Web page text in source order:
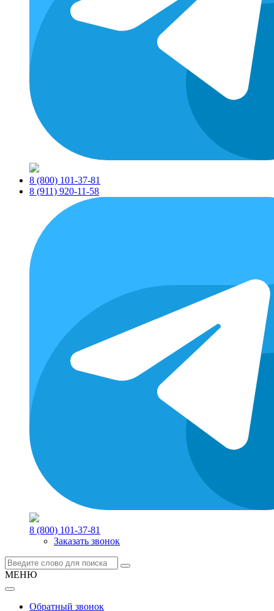
8 (800) 101-37-81
8 (911) 920-11-58
8 (800) 101-37-81
Заказать звонок
МЕНЮ
Обратный звонок